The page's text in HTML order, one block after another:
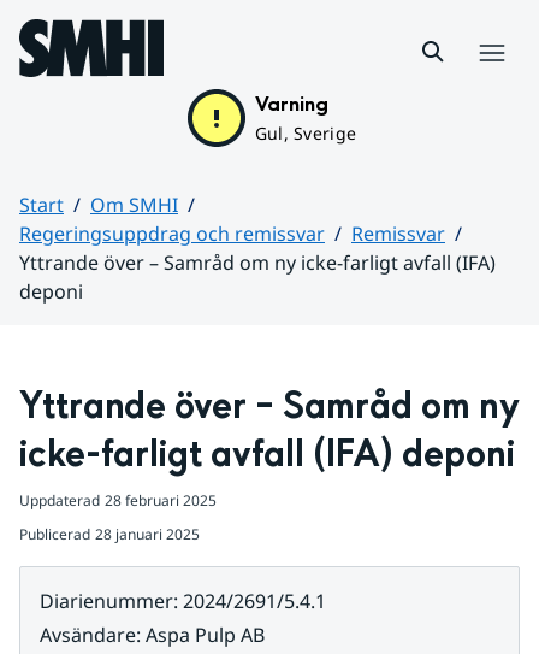
Hoppa till sidans innehåll
Varning
Gul, Sverige
Start
Om SMHI
Regeringsuppdrag och remissvar
Remissvar
Yttrande över – Samråd om ny icke-farligt avfall (IFA)
deponi
Yttrande över – Samråd om ny
icke-farligt avfall (IFA) deponi
Uppdaterad 28 februari 2025
Publicerad 28 januari 2025
Diarienummer: 2024/2691/5.4.1
Avsändare: Aspa Pulp AB